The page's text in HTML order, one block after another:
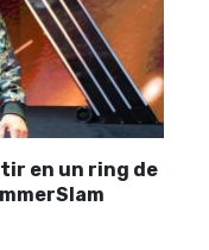
en un ring de